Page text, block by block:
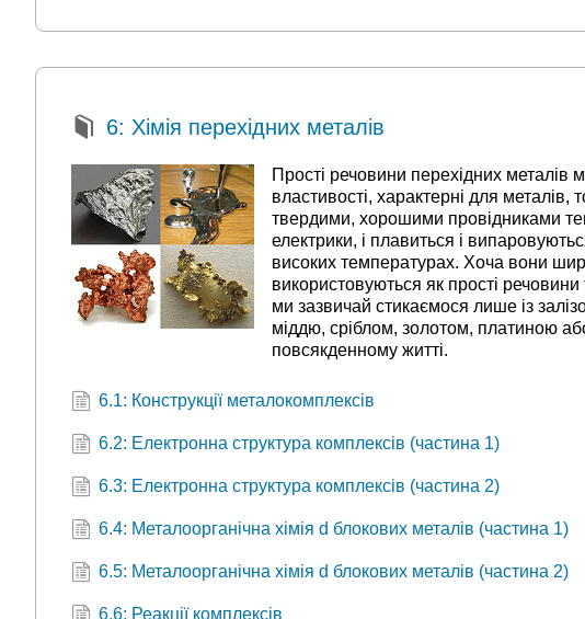
6: Хімія перехідних металів
Прості речовини перехідних металів
властивості, характерні для металів,
твердими, хорошими провідниками
електрики, і плавиться і
високих температурах. Хоча вони
використовуються як прості речовини
ми зазвичай стикаємося лише із
міддю, сріблом, золотом, платиною
повсякденному житті.
6.1: Конструкції металокомплексів
6.2: Електронна структура комплексів (частина 1)
6.3: Електронна структура комплексів (частина 2)
6.4: Металоорганічна хімія d блокових металів (частина 1)
6.5: Металоорганічна хімія d блокових металів (частина 2)
6.6: Реакції комплексів